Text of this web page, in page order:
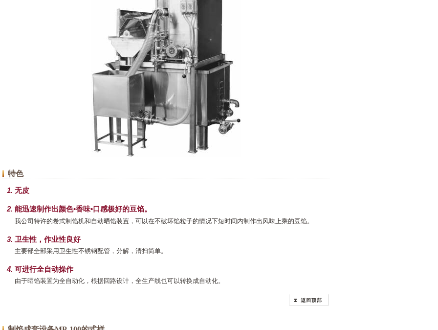
特色
无皮
能迅速制作出颜色•香味•口感极好的豆馅。
我公司特许的卷式制馅机和自动晒馅装置，可以在不破坏馅粒子的情况下短时间内制作出风味上乘的豆馅。
卫生性，作业性良好
主要部全部采用卫生性不锈钢配管，分解，清扫简单。
可进行全自动操作
由于晒馅装置为全自动化，根据回路设计，全生产线也可以转换成自动化。